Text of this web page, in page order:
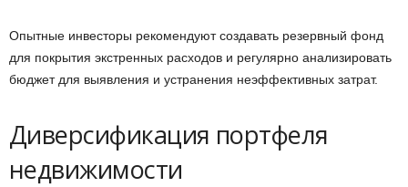
Опытные инвесторы рекомендуют создавать резервный фонд
для покрытия экстренных расходов и регулярно анализировать
бюджет для выявления и устранения неэффективных затрат.
Диверсификация портфеля
недвижимости